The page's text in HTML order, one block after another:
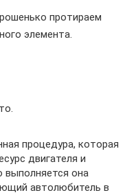
протираем
элемента.
процедура, которая
двигателя и
она
автолюбитель в